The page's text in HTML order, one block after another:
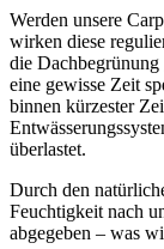
Werden unsere
wirken diese
die
eine gewisse Zeit
binnen kürzester
überlastet.
Durch den
Feuchtigkeit nach
abgegeben – was